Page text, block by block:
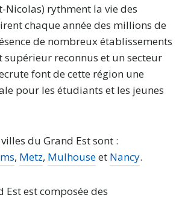
Nicolas) rythment la vie des
chaque année des millions de
de nombreux établissements
supérieur reconnus et un secteur
font de cette région une
pour les étudiants et les jeunes
du Grand Est sont :
, Metz, Mulhouseet Nancy.
Est est composée des